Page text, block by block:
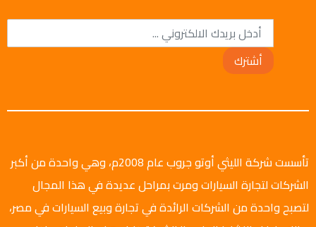
أشترك
تأسست شركة الليثي أوتو جروب عام 2008م، وهي واحدة من أكبر
الشركات لتجارة السيارات ومرت بمراحل عديدة في هذا المجال
لتصبح واحدة من الشركات الرائدة في تجارة وبيع السيارات في مصر،